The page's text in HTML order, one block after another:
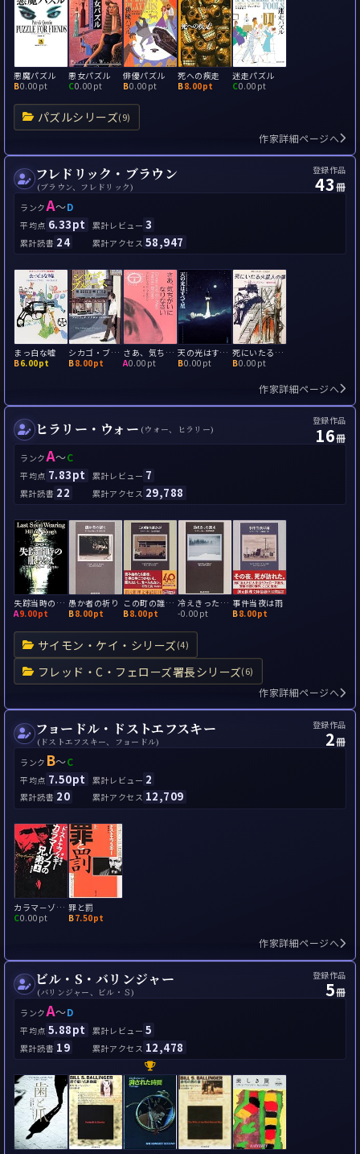
パズルシリーズ(9)
悪魔パズル
B0.00pt
悪女パズル
C0.00pt
俳優パズル
B0.00pt
死への疾走
B8.00pt
迷走パズル
C0.00pt
作家詳細ページへ
フレドリック・ブラウン
(ブラウン、フレドリック)
登録作品
43冊
ランクA～D
平均点 6.33pt 累計レビュー 3
累計読書 24 累計アクセス 58,947
まっ白な嘘
B6.00pt
シカゴ・ブルース
B8.00pt
さあ、気ちがいになりなさい
A0.00pt
天の光はすべて星
B0.00pt
死にいたる火星人の扉
B0.00pt
作家詳細ページへ
ヒラリー・ウォー (ウォー、ヒラリー)
登録作品
16冊
ランクA～C
平均点 7.83pt 累計レビュー 7
累計読書 22 累計アクセス 29,788
サイモン・ケイ・シリーズ(4)
フレッド・C・フェローズ署長シリーズ(6)
失踪当時の服装は
A9.00pt
愚か者の祈り
B8.00pt
この町の誰かが
B8.00pt
冷えきった週末
-0.00pt
事件当夜は雨
B8.00pt
作家詳細ページへ
フョードル・ドストエフスキー
(ドストエフスキー、フョードル)
登録作品
2冊
ランク B～C
平均点 7.50pt 累計レビュー 2
累計読書 20 累計アクセス 12,709
カラマ－ゾフの兄弟
C0.00pt
罪と罰
B7.50pt
作家詳細ページへ
ビル・S・バリンジャー
(バリンジャー、ビル・Ｓ)
登録作品
5冊
ランクA～D
平均点 5.88pt 累計レビュー 5
累計読書 19 累計アクセス 12,478